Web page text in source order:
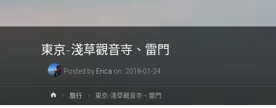
東京-淺草觀音寺、雷門
Posted by Erica on 2018-01-24
Home旅行 東京-淺草觀音寺、雷門